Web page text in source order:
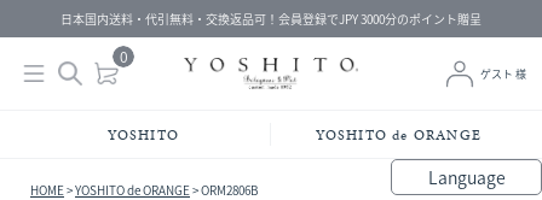
日本国内送料・代引無料・交換返品可！会員登録でJPY 3000分のポイント贈呈
0
ゲスト 様
YOSHITO YOSHITO de ORANGE
Language
HOME YOSHITO de ORANGE ORM2806B